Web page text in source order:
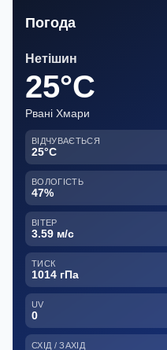
Погода
Нетішин
25°C
Рвані Хмари
ВІДЧУВАЄТЬСЯ
25°C
ВОЛОГІСТЬ
47%
ВІТЕР
3.59 м/с
ТИСК
1014 гПа
UV
0
СХІД / ЗАХІД